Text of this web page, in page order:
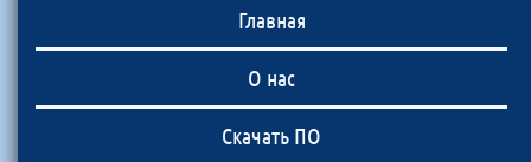
Главная
О нас
Скачать ПО